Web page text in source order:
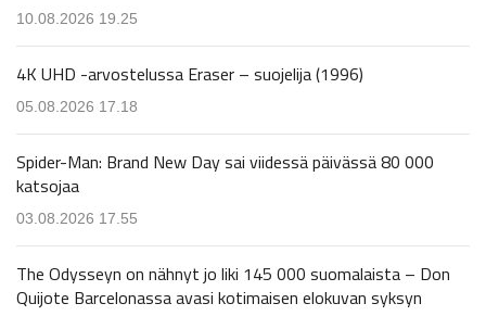
10.08.2026 19.25
4K UHD -arvostelussa Eraser – suojelija (1996)
05.08.2026 17.18
Spider-Man: Brand New Day sai viidessä päivässä 80 000
katsojaa
03.08.2026 17.55
The Odysseyn on nähnyt jo liki 145 000 suomalaista – Don
Quijote Barcelonassa avasi kotimaisen elokuvan syksyn